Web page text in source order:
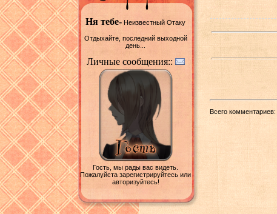
Ня тебе- Неизвестный Отаку
Отдыхайте, последний выходной
день...
Личные сообщения::
Гость, мы рады вас видеть.
Пожалуйста зарегистрируйтесь или
авторизуйтесь!
Всего комментариев: